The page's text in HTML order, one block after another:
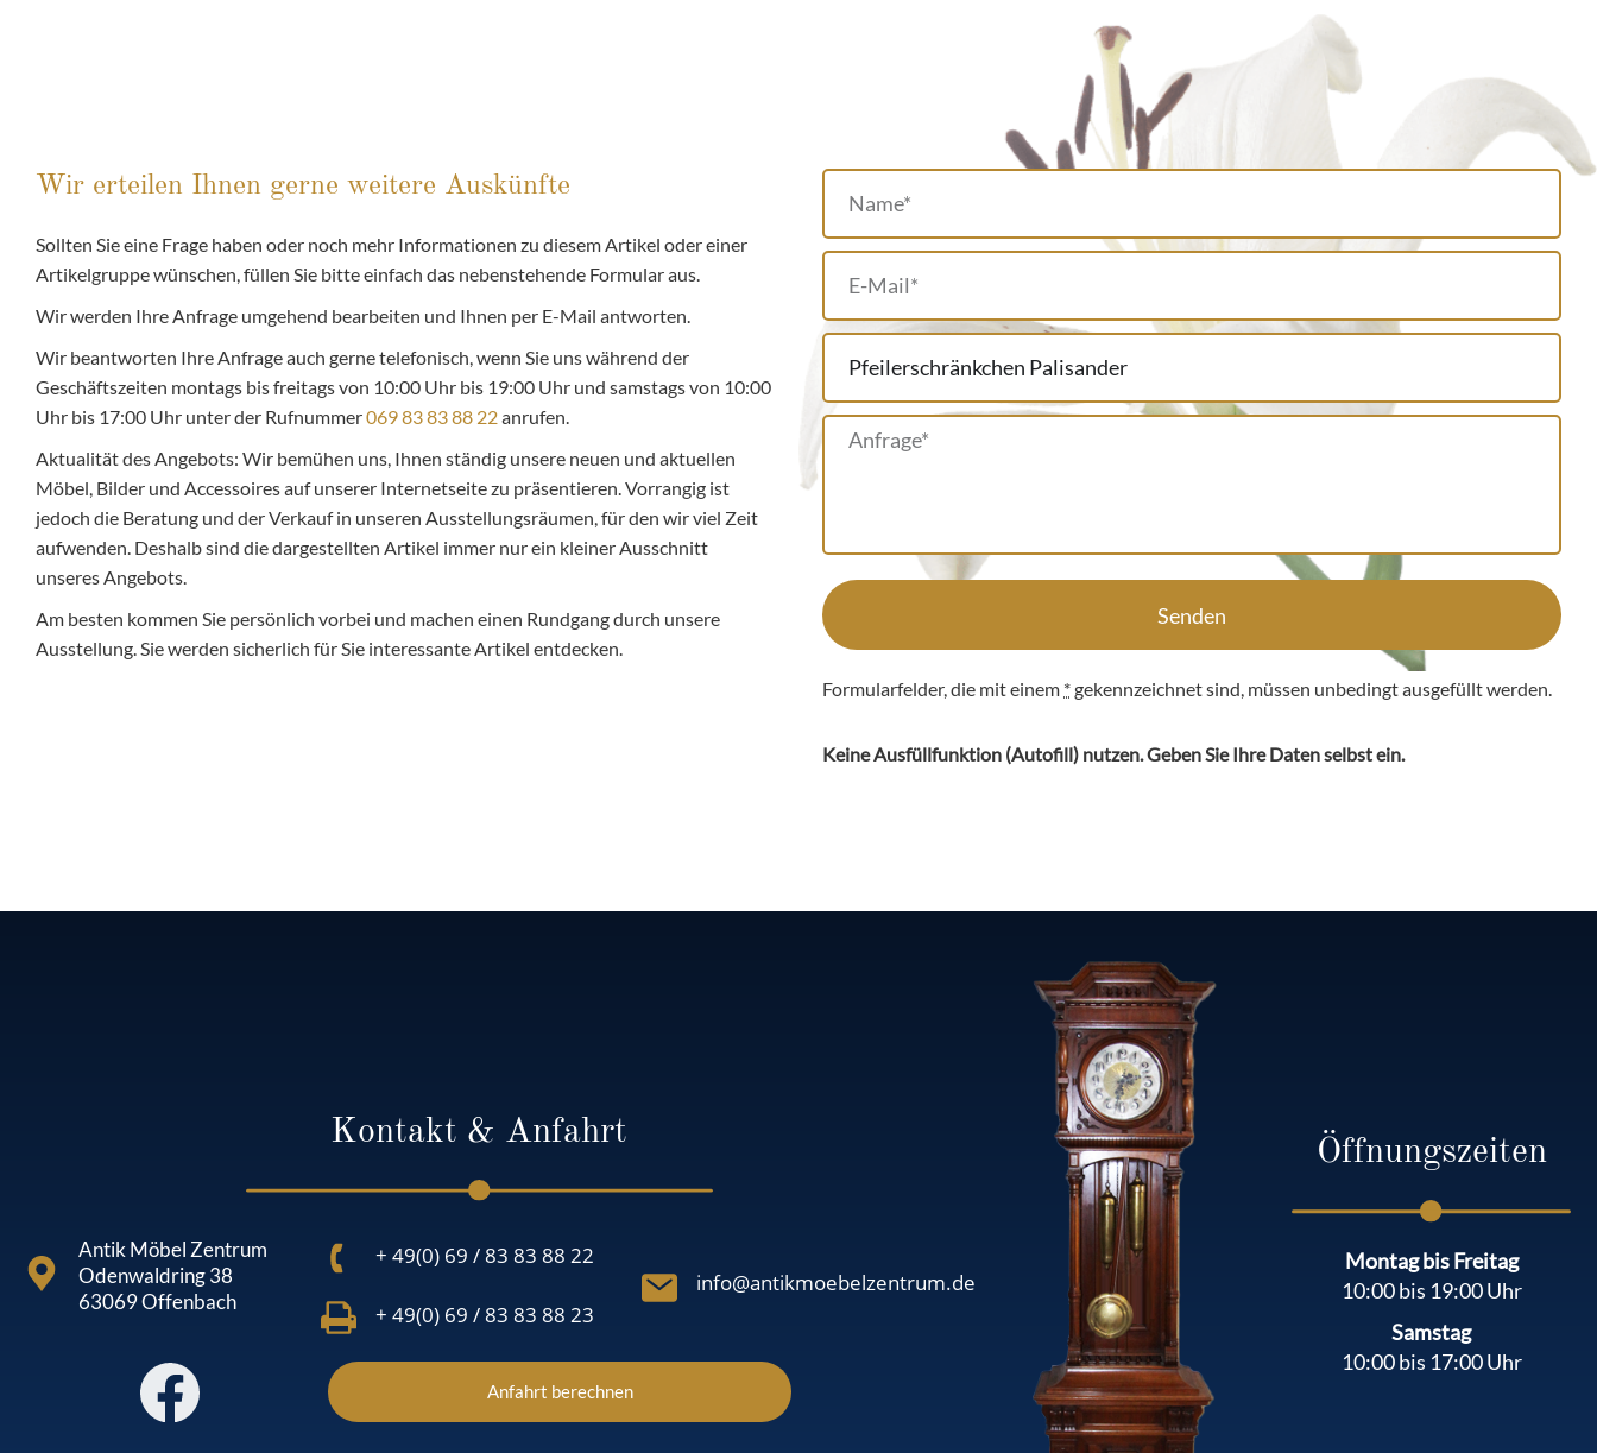
Wir erteilen Ihnen gerne weitere Auskünfte
Sollten Sie eine Frage haben oder noch mehr Informationen zu diesem Artikel oder einer
Artikelgruppe wünschen, füllen Sie bitte einfach das nebenstehende Formular aus.
Wir werden Ihre Anfrage umgehend bearbeiten und Ihnen per E-Mail antworten.
Wir beantworten Ihre Anfrage auch gerne telefonisch, wenn Sie uns während der
Geschäftszeiten montags bis freitags von 10:00 Uhr bis 19:00 Uhr und samstags von 10:00
Uhr bis 17:00 Uhr unter der Rufnummer069 83 83 88 22anrufen.
Aktualität des Angebots: Wir bemühen uns, Ihnen ständig unsere neuen und aktuellen
Möbel, Bilder und Accessoires auf unserer Internetseite zu präsentieren. Vorrangig ist
jedoch die Beratung und der Verkauf in unseren Ausstellungsräumen, für den wir viel Zeit
aufwenden. Deshalb sind die dargestellten Artikel immer nur ein kleiner Ausschnitt
unseres Angebots.
Am besten kommen Sie persönlich vorbei und machen einen Rundgang durch unsere
Ausstellung. Sie werden sicherlich für Sie interessante Artikel entdecken.
Senden
Formularfelder, die mit einem *gekennzeichnet sind, müssen unbedingt ausgefüllt werden.
Keine Ausfüllfunktion (Autofill) nutzen. Geben Sie Ihre Daten selbst ein.
Kontakt & Anfahrt
Antik Möbel Zentrum
Odenwaldring 38
63069 Offenbach
+ 49(0) 69 / 83 83 88 22
+ 49(0) 69 / 83 83 88 23
info@antikmoebelzentrum.de
Anfahrt berechnen
Öffnungszeiten
Montag bis Freitag
10:00 bis 19:00 Uhr
Samstag
10:00 bis 17:00 Uhr